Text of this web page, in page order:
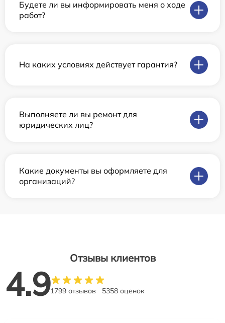
Будете ли вы информировать меня о ходе
работ?
На каких условиях действует гарантия?
Выполняете ли вы ремонт для
юридических лиц?
Какие документы вы оформляете для
организаций?
Отзывы клиентов
4.91799 отзывов 5358 оценок